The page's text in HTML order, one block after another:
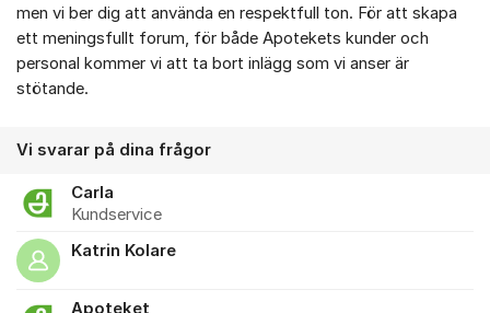
men vi ber dig att använda en respektfull ton. För att skapa
ett meningsfullt forum, för både Apotekets kunder och
personal kommer vi att ta bort inlägg som vi anser är
stötande.
Vi svarar på dina frågor
Carla
Kundservice
Katrin Kolare
Apoteket